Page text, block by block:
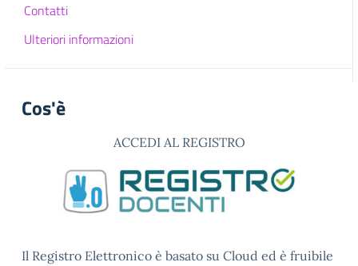
Contatti
Ulteriori informazioni
Cos'è
ACCEDI AL REGISTRO
Il Registro Elettronico è basato su Cloud ed è fruibile